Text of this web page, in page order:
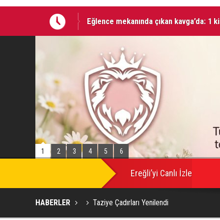
Eğlence mekanında çıkan kavga’da: 1
08 AĞUSTOS 2026 Tarihinde Ereğli’de
1 2 3 4 5 6
Ereğli’yi Canlı İzle
HABERLER Taziye Çadırları Yenilendi